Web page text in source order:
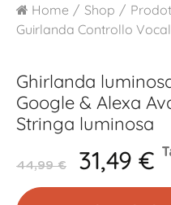
Home Shop
Guirlanda Controllo
Ghirlanda
Google & Alexa
Stringa luminosa
44,99 € 31,49 €